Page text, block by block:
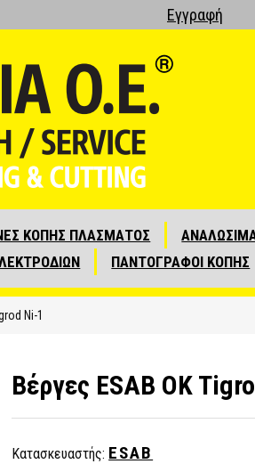
Εγγραφή
ΚΟΠΗΣ ΠΛΑΣΜΑΤΟΣ
ΠΑΝΤΟΓΡΑΦΟΙ ΚΟΠΗΣ
Ni-1
Βέργες ESAB OK
Κατασκευαστής: ESAB